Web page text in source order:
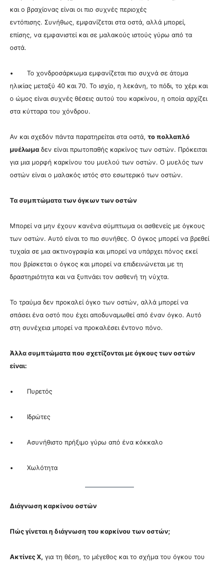
και ο βραχίονας είναι οι πιο συχνές περιοχές
εντόπισης. Συνήθως, εμφανίζεται στα οστά, αλλά μπορεί,
επίσης, να εμφανιστεί και σε μαλακούς ιστούς γύρω από τα
οστά.
• Το χονδροσάρκωμα εμφανίζεται πιο συχνά σε άτομα
ηλικίας μεταξύ 40 και 70. Το ισχίο, η λεκάνη, το πόδι, το χέρι και
ο ώμος είναι συχνές θέσεις αυτού του καρκίνου, η οποία αρχίζει
στα κύτταρα του χόνδρου.
Αν και σχεδόν πάντα παρατηρείται στα οστά, το πολλαπλό
μυέλωμα δεν είναι πρωτοπαθής καρκίνος των οστών. Πρόκειται
για μια μορφή καρκίνου του μυελού των οστών. Ο μυελός των
οστών είναι ο μαλακός ιστός στο εσωτερικό των οστών.
Τα συμπτώματα των όγκων των οστών
Μπορεί να μην έχουν κανένα σύμπτωμα οι ασθενείς με όγκους
των οστών. Αυτό είναι το πιο συνήθες. Ο όγκος μπορεί να βρεθεί
τυχαία σε μια ακτινογραφία και μπορεί να υπάρχει πόνος εκεί
που βρίσκεται ο όγκος και μπορεί να επιδεινώνεται με τη
δραστηριότητα και να ξυπνάει τον ασθενή τη νύχτα.
Το τραύμα δεν προκαλεί όγκο των οστών, αλλά μπορεί να
σπάσει ένα οστό που έχει αποδυναμωθεί από έναν όγκο. Αυτό
στη συνέχεια μπορεί να προκαλέσει έντονο πόνο.
Άλλα συμπτώματα που σχετίζονται με όγκους των οστών
είναι:
• Πυρετός
• Ιδρώτες
• Ασυνήθιστο πρήξιμο γύρω από ένα κόκκαλο
• Χωλότητα
Διάγνωση καρκίνου οστών
Πώς γίνεται η διάγνωση του καρκίνου των οστών;
Ακτίνες Χ, για τη θέση, το μέγεθος και το σχήμα του όγκου του